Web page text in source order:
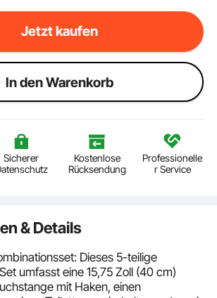
Jetzt kaufen
ln den Warenkorb
Sicherer
Kostenlose
Rücksendung
Professionelle
r Service
& Details
Dieses 5-teilige
umfasst eine 15,75 Zoll (40 cm)
mit Haken, einen